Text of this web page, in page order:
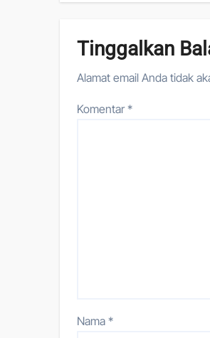
Tinggalkan
Alamat email Anda tidak
Komentar*
Nama *